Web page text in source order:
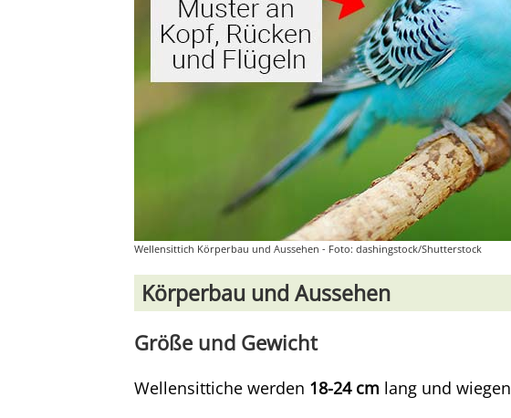
Wellensittich Körperbau und Aussehen - Foto: dashingstock/Shutterstock
Körperbau und Aussehen
Größe und Gewicht
Wellensittiche werden 18-24 cm lang und wiegen